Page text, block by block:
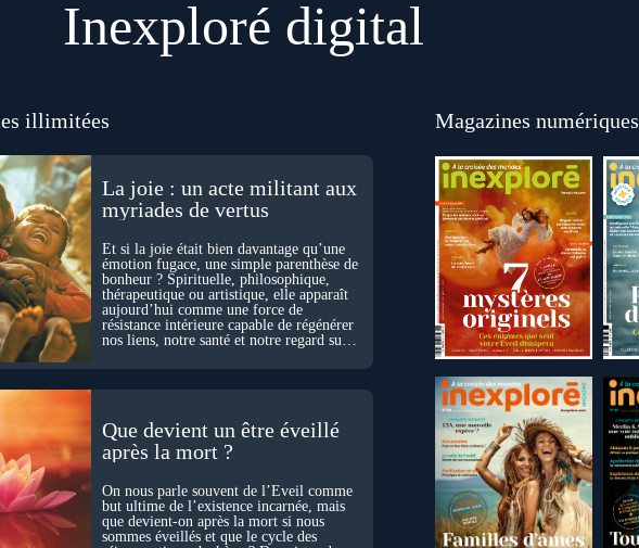
Inexploré digital
illimitées
La joie : un acte militant aux
myriades de vertus
Et si la joie était bien davantage qu’une
émotion fugace, une simple parenthèse de
bonheur ? Spirituelle, philosophique,
thérapeutique ou artistique, elle apparaît
aujourd’hui comme une force de
résistance intérieure capable de régénérer
nos liens, notre santé et notre regard sur
Que devient un être éveillé
après la mort ?
On nous parle souvent de l’Éveil comme
but ultime de l’existence incarnée, mais
que devient-on après la mort si nous
sommes éveillés et que le cycle des
Magazines numériques